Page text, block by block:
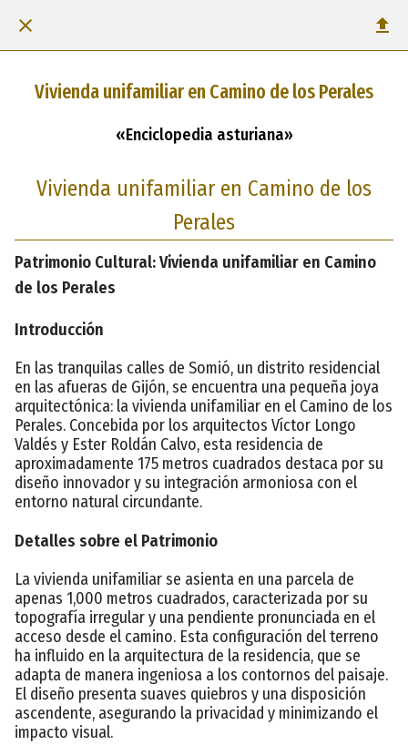
Vivienda unifamiliar en Camino de los Perales
«Enciclopedia asturiana»
Vivienda unifamiliar en Camino de los
Perales
Patrimonio Cultural: Vivienda unifamiliar en Camino
de los Perales
Introducción
En las tranquilas calles de Somió, un distrito residencial
en las afueras de Gijón, se encuentra una pequeña joya
arquitectónica: la vivienda unifamiliar en el Camino de los
Perales. Concebida por los arquitectos Víctor Longo
Valdés y Ester Roldán Calvo, esta residencia de
aproximadamente 175 metros cuadrados destaca por su
diseño innovador y su integración armoniosa con el
entorno natural circundante.
Detalles sobre el Patrimonio
La vivienda unifamiliar se asienta en una parcela de
apenas 1,000 metros cuadrados, caracterizada por su
topografía irregular y una pendiente pronunciada en el
acceso desde el camino. Esta configuración del terreno
ha influido en la arquitectura de la residencia, que se
adapta de manera ingeniosa a los contornos del paisaje.
El diseño presenta suaves quiebros y una disposición
ascendente, asegurando la privacidad y minimizando el
impacto visual.